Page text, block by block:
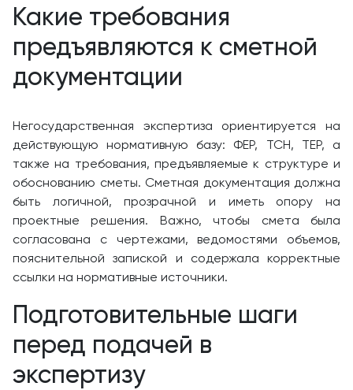
Какие требования
предъявляются к сметной
документации
Негосударственная экспертиза ориентируется на
действующую нормативную базу: ФЕР, ТСН, ТЕР, а
также на требования, предъявляемые к структуре и
обоснованию сметы. Сметная документация должна
быть логичной, прозрачной и иметь опору на
проектные решения. Важно, чтобы смета была
согласована с чертежами, ведомостями объемов,
пояснительной запиской и содержала корректные
ссылки на нормативные источники.
Подготовительные шаги
перед подачей в
экспертизу